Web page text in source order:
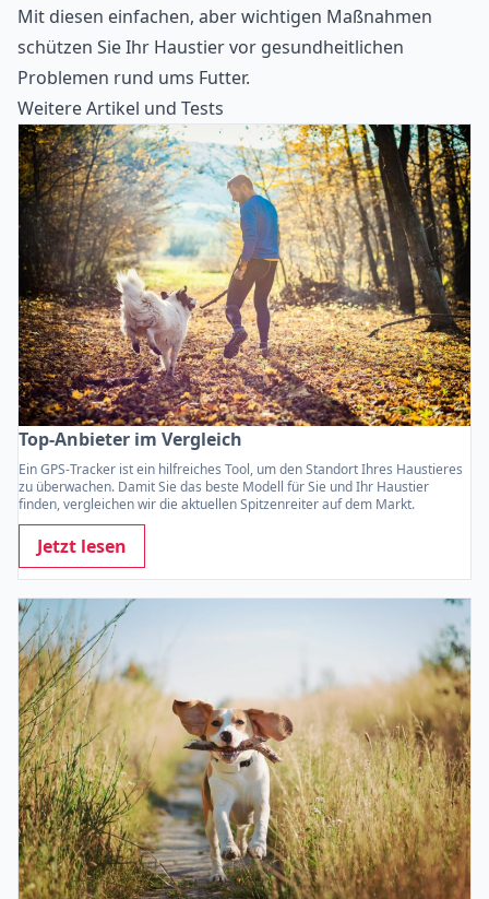
Mit diesen einfachen, aber wichtigen Maßnahmen
schützen Sie Ihr Haustier vor gesundheitlichen
Problemen rund ums Futter.
Weitere Artikel und Tests
Top-Anbieter im Vergleich
Ein GPS-Tracker ist ein hilfreiches Tool, um den Standort Ihres Haustieres
zu überwachen. Damit Sie das beste Modell für Sie und Ihr Haustier
finden, vergleichen wir die aktuellen Spitzenreiter auf dem Markt.
Jetzt lesen